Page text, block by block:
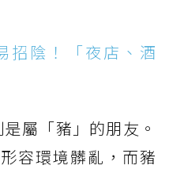
招陰！「夜店、酒
屬「豬」的朋友。
容環境髒亂，而豬